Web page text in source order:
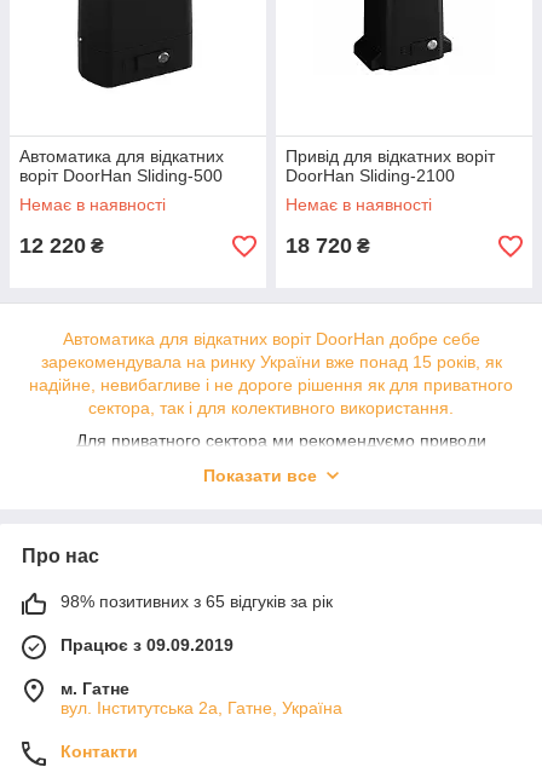
Автоматика для відкатних
воріт DoorHan Sliding-500
Немає в наявності
12 220 ₴
Привід для відкатних воріт
DoorHan Sliding-2100
Немає в наявності
18 720 ₴
Автоматика для відкатних воріт DoorHan добре себе
зарекомендувала на ринку України вже понад 15 років, як
надійне, невибагливе і не дороге рішення як для приватного
сектора, так і для колективного використання.
Для приватного сектора ми рекомендуємо приводи
зважаючи на їх невибагливість і простоту обслуговування.
однією перевагою даної продукції є повна ремонтно
компанія є сертифікованим сервіс-центром компанії
Для промислового сектора, а також для автоматизації воріт
колективного користування (загальний в'їзд в багатоквартирні
комплекси або котеджні містечка) ми рекомендуємо приводи
«масляної ванни», вони легко справляються з високою
Показати все
Про нас
98% позитивних з 65 відгуків за рік
Працює з 09.09.2019
м. Гатне
вул. Інститутська 2а, Гатне, Україна
Контакти